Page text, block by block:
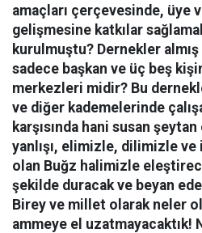
amaçları çerçevesinde, üye
gelişmesine katkılar
kurulmuştu? Dernekler
sadece başkan ve üç beş
merkezleri midir? Bu
ve diğer kademelerinde
karşısında hani susan
yanlışı, elimizle, dilimizle ve
olan Buğz halimizle
şekilde duracak ve beyan
Birey ve millet olarak neler
ammeye el uzatmayacaktık!